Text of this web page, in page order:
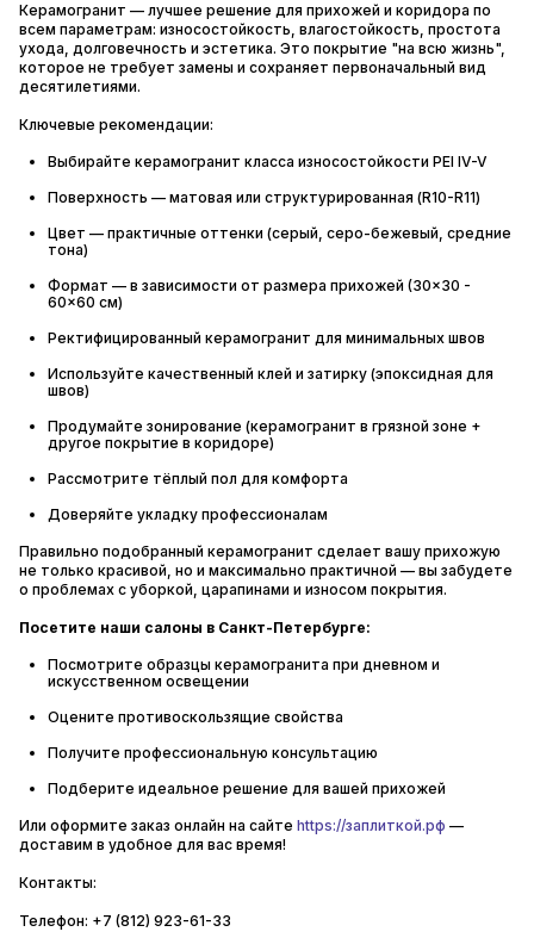
Керамогранит — лучшее решение для прихожей и коридора по
всем параметрам: износостойкость, влагостойкость, простота
ухода, долговечность и эстетика. Это покрытие "на всю жизнь",
которое не требует замены и сохраняет первоначальный вид
десятилетиями.
Ключевые рекомендации:
Выбирайте керамогранит класса износостойкости PEI IV-V
Поверхность — матовая или структурированная (R10-R11)
Цвет — практичные оттенки (серый, серо-бежевый, средние
тона)
Формат — в зависимости от размера прихожей (30×30 -
60×60 см)
Ректифицированный керамогранит для минимальных швов
Используйте качественный клей и затирку (эпоксидная для
швов)
Продумайте зонирование (керамогранит в грязной зоне +
другое покрытие в коридоре)
Рассмотрите тёплый пол для комфорта
Доверяйте укладку профессионалам
Правильно подобранный керамогранит сделает вашу прихожую
не только красивой, но и максимально практичной — вы забудете
о проблемах с уборкой, царапинами и износом покрытия.
Посетите наши салоны в Санкт-Петербурге:
Посмотрите образцы керамогранита при дневном и
искусственном освещении
Оцените противоскользящие свойства
Получите профессиональную консультацию
Подберите идеальное решение для вашей прихожей
Или оформите заказ онлайн на сайте https://заплиткой.рф —
доставим в удобное для вас время!
Контакты:
Телефон: +7 (812) 923-61-33